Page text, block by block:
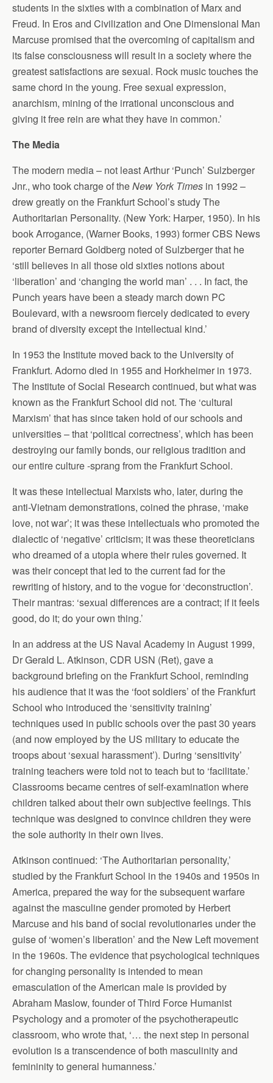
students in the sixties with a combination of Marx and
Freud. In Eros and Civilization and One Dimensional Man
Marcuse promised that the overcoming of capitalism and
its false consciousness will result in a society where the
greatest satisfactions are sexual. Rock music touches the
same chord in the young. Free sexual expression,
anarchism, mining of the irrational unconscious and
giving it free rein are what they have in common.’
The Media
The modern media – not least Arthur ‘Punch’ Sulzberger
Jnr., who took charge of theNew York Times in 1992 –
drew greatly on the Frankfurt School’s study The
Authoritarian Personality. (New York: Harper, 1950). In his
book Arrogance, (Warner Books, 1993) former CBS News
reporter Bernard Goldberg noted of Sulzberger that he
‘still believes in all those old sixties notions about
‘liberation’ and ‘changing the world man’ . . . In fact, the
Punch years have been a steady march down PC
Boulevard, with a newsroom fiercely dedicated to every
brand of diversity except the intellectual kind.’
In 1953 the Institute moved back to the University of
Frankfurt. Adorno died in 1955 and Horkheimer in 1973.
The Institute of Social Research continued, but what was
known as the Frankfurt School did not. The ‘cultural
Marxism’ that has since taken hold of our schools and
universities – that ‘political correctness’, which has been
destroying our family bonds, our religious tradition and
our entire culture -sprang from the Frankfurt School.
It was these intellectual Marxists who, later, during the
anti-Vietnam demonstrations, coined the phrase, ‘make
love, not war’; it was these intellectuals who promoted the
dialectic of ‘negative’ criticism; it was these theoreticians
who dreamed of a utopia where their rules governed. It
was their concept that led to the current fad for the
rewriting of history, and to the vogue for ‘deconstruction’.
Their mantras: ‘sexual differences are a contract; if it feels
good, do it; do your own thing.’
In an address at the US Naval Academy in August 1999,
Dr Gerald L. Atkinson, CDR USN (Ret), gave a
background briefing on the Frankfurt School, reminding
his audience that it was the ‘foot soldiers’ of the Frankfurt
School who introduced the ‘sensitivity training’
techniques used in public schools over the past 30 years
(and now employed by the US military to educate the
troops about ‘sexual harassment’). During ‘sensitivity’
training teachers were told not to teach but to ‘facilitate.’
Classrooms became centres of self-examination where
children talked about their own subjective feelings. This
technique was designed to convince children they were
the sole authority in their own lives.
Atkinson continued: ‘The Authoritarian personality,’
studied by the Frankfurt School in the 1940s and 1950s in
America, prepared the way for the subsequent warfare
against the masculine gender promoted by Herbert
Marcuse and his band of social revolutionaries under the
guise of ‘women’s liberation’ and the New Left movement
in the 1960s. The evidence that psychological techniques
for changing personality is intended to mean
emasculation of the American male is provided by
Abraham Maslow, founder of Third Force Humanist
Psychology and a promoter of the psychotherapeutic
classroom, who wrote that, ‘… the next step in personal
evolution is a transcendence of both masculinity and
femininity to general humanness.’